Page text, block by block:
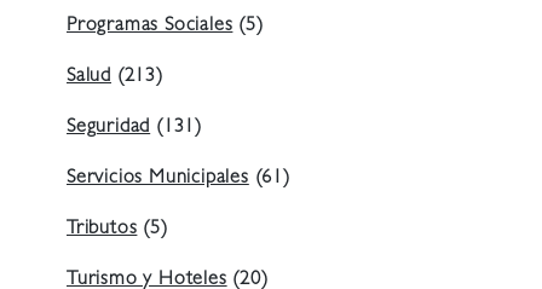
Programas Sociales(5)
Salud (213)
Seguridad(131)
Servicios Municipales(61)
Tributos(5)
Turismo y Hoteles(20)